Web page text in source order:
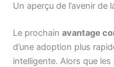
Un aperçu de l’avenir de
Le prochainavantage
d’une adoption plus
intelligente. Alors que